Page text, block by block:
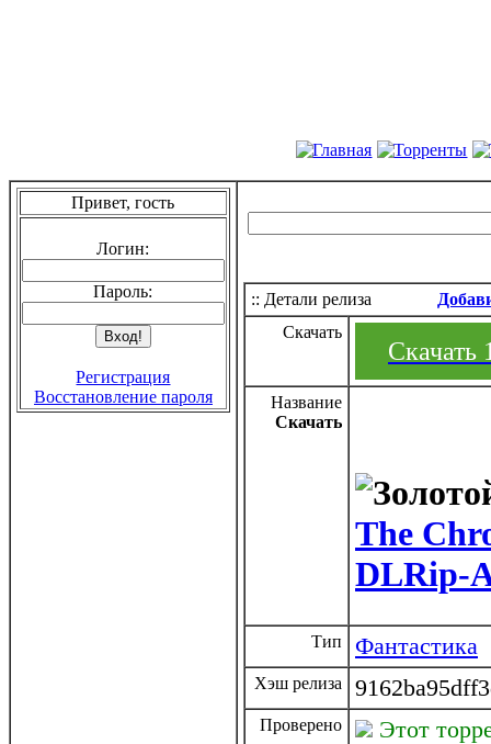
Привет, гость
Логин:
Пароль:
Регистрация
Восстановление пароля
:: Детали релиза
Скачать
Скачать
Название
Скачать
The
DLRip-
Тип Фантастика
Хэш релиза
Проверено Этот